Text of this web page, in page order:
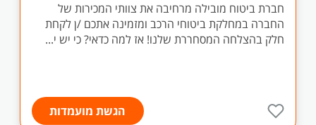
חברת ביטוח מובילה מרחיבה את צוותי המכירות של
החברה במחלקת ביטוחי הרכב ומזמינה אתכם /ן לקחת
חלק בהצלחה המסחררת שלנו! אז למה כדאי? כי יש י...
הגשת מועמדות